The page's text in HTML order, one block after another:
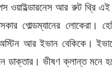
ওয়াইল্ডারনেস আর রুট থ্রি
গোল্ডম্যানের লোকেরা।
আর ইভান বেকিকে।
ডাক্তার। ভীষণ ক্লান্ত মনে